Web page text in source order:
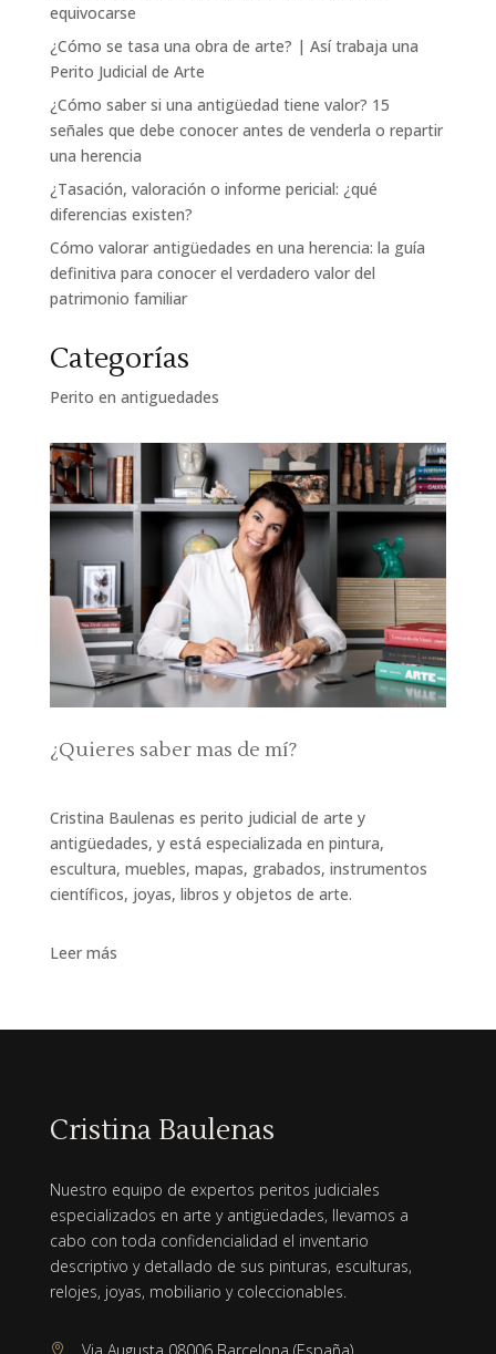
equivocarse
¿Cómo se tasa una obra de arte? | Así trabaja una
Perito Judicial de Arte
¿Cómo saber si una antigüedad tiene valor? 15
señales que debe conocer antes de venderla o repartir
una herencia
¿Tasación, valoración o informe pericial: ¿qué
diferencias existen?
Cómo valorar antigüedades en una herencia: la guía
definitiva para conocer el verdadero valor del
patrimonio familiar
Categorías
Perito en antiguedades
¿Quieres saber mas de mí?
Cristina Baulenas es perito judicial de arte y
antigüedades, y está especializada en pintura,
escultura, muebles, mapas, grabados, instrumentos
científicos, joyas, libros y objetos de arte.
Leer más
Cristina Baulenas
Nuestro equipo de expertos peritos judiciales
especializados en arte y antigüedades, llevamos a
cabo con toda confidencialidad el inventario
descriptivo y detallado de sus pinturas, esculturas,
relojes, joyas, mobiliario y coleccionables.
